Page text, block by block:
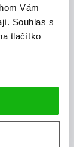
Vám
Souhlas s
tlačítko